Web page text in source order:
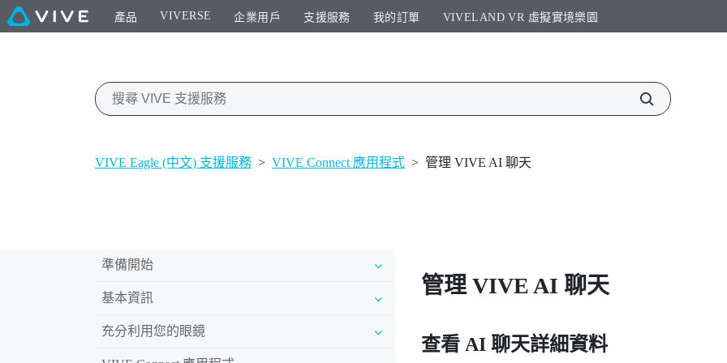
產品 VIVERSE 企業用戶 支援服務 我的訂單 VIVELAND VR 虛擬實境樂園​
VIVE Eagle (中文) 支援服務 > VIVE Connect 應用程式 > 管理 VIVE AI 聊天
準備開始
基本資訊
充分利用您的眼鏡
管理VIVE AI 聊天
查看 AI 聊天詳細資料